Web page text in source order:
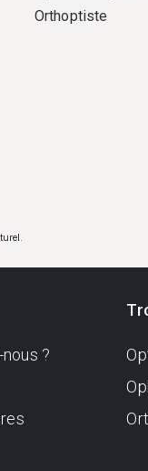
Orthoptiste
?